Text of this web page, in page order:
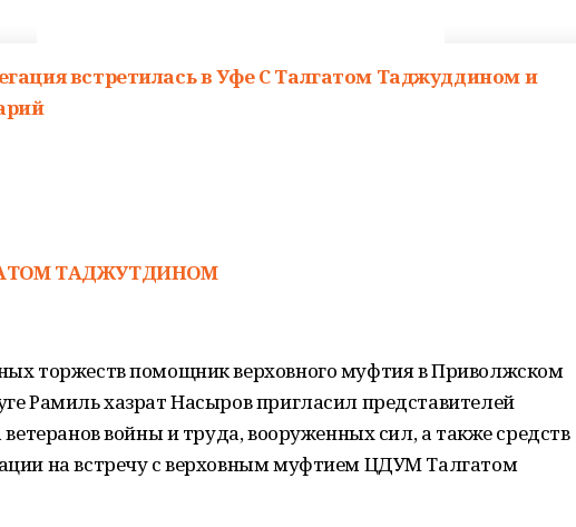
встретилась в Уфе С Талгатом Таджуддином и
ТАДЖУТДИНОМ
торжеств помощник верховного муфтия в Приволжском
Рамиль хазрат Насыров пригласил представителей
ветеранов войны и труда, вооруженных сил, а также средств
на встречу с верховным муфтием ЦДУМ Талгатом